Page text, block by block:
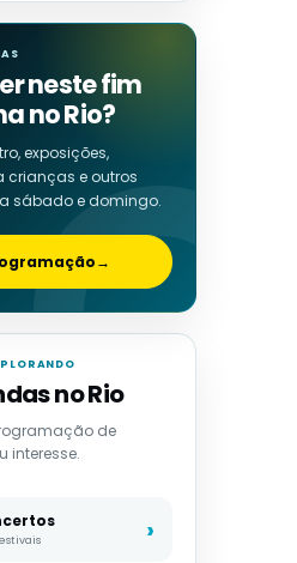
neste fim
no Rio?
exposições,
crianças e outros
sábado e domingo.
→
no Rio
de
interesse.